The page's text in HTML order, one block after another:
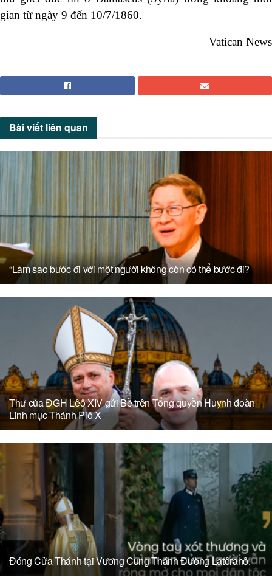
gian từ ngày 9 đến 10/7/1860.
Vatican News
Bài viết liên quan
“Làm sao bước đi với một người không còn có thể bước đi?
Thư của ĐGH Lêô XIV gửi Bề trên Tổng quyền Huynh đoàn
Linh mục Thánh Piô X
Đóng Cửa Thánh tại Vương Cung Thánh Đường Latêranô.